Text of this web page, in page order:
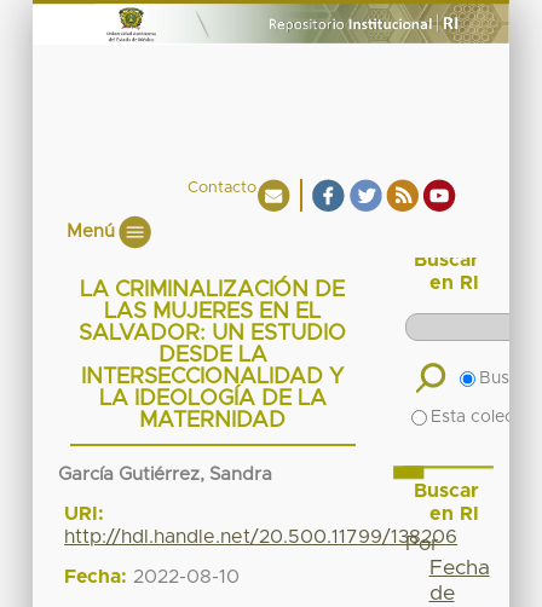
Contacto
Menú
LA CRIMINALIZACIÓN DE
LAS MUJERES EN EL
SALVADOR: UN ESTUDIO
DESDE LA
INTERSECCIONALIDAD Y
LA IDEOLOGÍA DE LA
MATERNIDAD
García Gutiérrez, Sandra
URI:
http://hdl.handle.net/20.500.11799/138206
Fecha: 2022-08-10
Buscar
en RI
Buscar
Esta
Buscar
en RI
Por
Fecha
de